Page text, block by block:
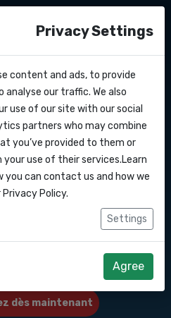
SMS en
ce pays :
Uni
SMS ou passerelle
des SMS vers ce
dès maintenant
Privacy Settings
content and ads, to provide
our traffic. We also
use of our site with our social
partners who may combine
you’ve provided to them or
use of their services.Learn
you can contact us and how we
Privacy Policy.
Settings
Agree